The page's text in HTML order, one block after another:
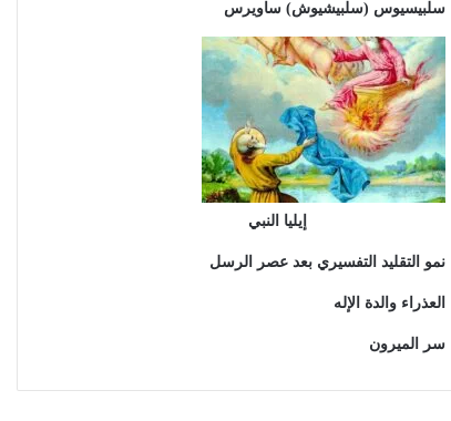
سلبيسيوس (سلبيشيوش) ساويرس
إيليا النبي
نمو التقليد التفسيري بعد عصر الرسل
العذراء والدة الإله
سر الميرون